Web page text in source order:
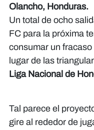
Olancho, Honduras.
Un total de ocho
FC para la próxima
consumar un
lugar de las
Liga Nacional de
Tal parece el
gire al rededor de